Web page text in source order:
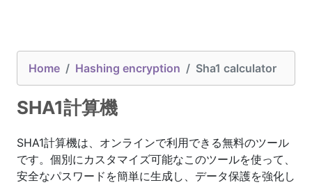
Home Hashing encryption Sha1 calculator
SHA1計算機
SHA1計算機は、オンラインで利用できる無料のツール
です。個別にカスタマイズ可能なこのツールを使って、
安全なパスワードを簡単に生成し、データ保護を強化し